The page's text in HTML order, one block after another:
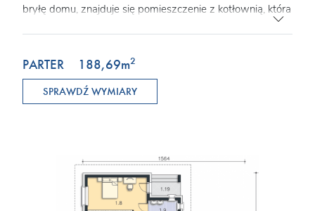
bryłę domu, znajduje się pomieszczenie z kotłownią, która
nadaje się na działki z wejściem od południa.
PARTER 188,69m2
SPRAWDŹ WYMIARY